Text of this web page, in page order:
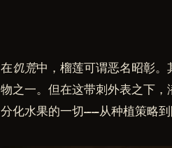
在饥荒中，榴莲可谓恶名昭彰
物之一。但在这带刺外表之下
分化水果的一切——从种植策略